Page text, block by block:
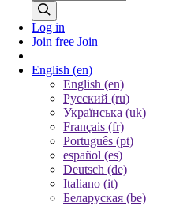
Log in
Join free Join
English (en)
English (en)
Русский (ru)
Українська (uk)
Français (fr)
Português (pt)
español (es)
Deutsch (de)
Italiano (it)
Беларуская (be)